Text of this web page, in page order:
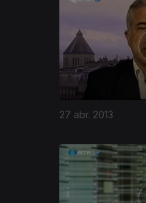
27 abr. 2013